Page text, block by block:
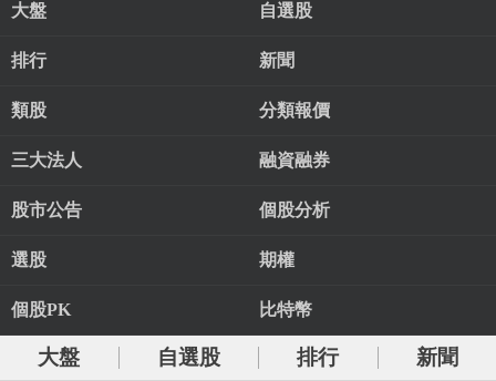
大盤 自選股
排行 新聞
類股 分類報價
三大法人 融資融券
股市公告 個股分析
選股 期權
個股PK 比特幣
大盤 自選股 排行
新聞